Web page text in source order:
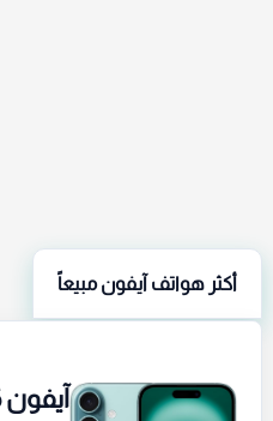
أكثر هواتف آيفون مبيعاً
آيفون 16 128 جيجابايت